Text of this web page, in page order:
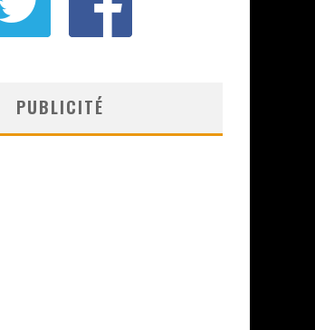
PUBLICITÉ